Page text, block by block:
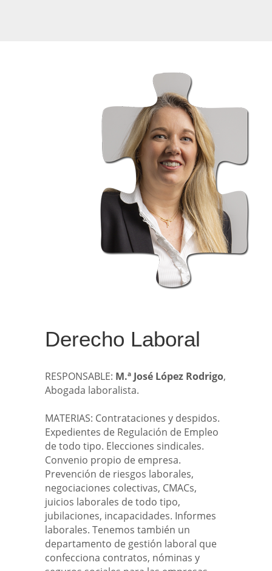
Derecho Laboral
RESPONSABLE: M.ª José López Rodrigo,
Abogada laboralista.
MATERIAS: Contrataciones y despidos.
Expedientes de Regulación de Empleo
de todo tipo. Elecciones sindicales.
Convenio propio de empresa.
Prevención de riesgos laborales,
negociaciones colectivas, CMACs,
juicios laborales de todo tipo,
jubilaciones, incapacidades. Informes
laborales. Tenemos también un
departamento de gestión laboral que
confecciona contratos, nóminas y